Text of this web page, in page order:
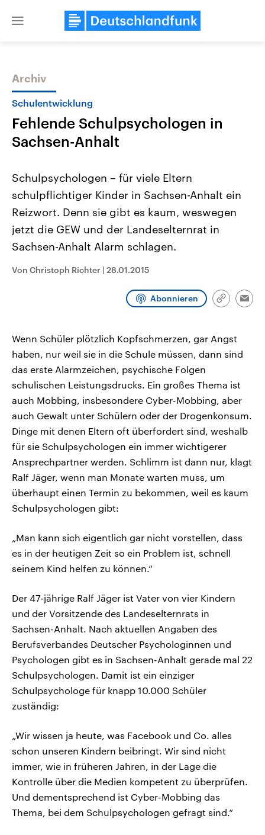
Close
Themen
Landtagswahl Sachsen-Anhalt
2026
Alle Informationen
Sachsen-Anhalt wählt am 6.
September 2026 einen neuen
Landtag. Seit 2021 wird das
CDU, SPD und FDP regiert.-
Wahlprogramme, aktuelle Berichte
und Hintergründe zu den Parteien
und Kandidaten der anstehenden
Aktuelle Beiträge,
Hintergründe
Wirtschaftlich und
gehören die Vereinigten
den mächtigsten Ländern
Programm Podcasts
Archiv
Schulentwicklung
Fehlende Schulpsychologen in
Sachsen-Anhalt
Schulpsychologen – für viele Eltern
schulpflichtiger Kinder in Sachsen-Anhalt ein
Reizwort. Denn sie gibt es kaum, weswegen
jetzt die GEW und der Landeselternrat in
Sachsen-Anhalt Alarm schlagen.
Von Christoph Richter | 28.01.2015
Abonnieren
Link
Wenn Schüler plötzlich Kopfschmerzen, gar Angst
haben, nur weil sie in die Schule müssen, dann sind
das erste Alarmzeichen, psychische Folgen
schulischen Leistungsdrucks. Ein großes Thema ist
auch Mobbing, insbesondere Cyber-Mobbing, aber
auch Gewalt unter Schülern oder der Drogenkonsum.
Dinge mit denen Eltern oft überfordert sind, weshalb
für sie Schulpsychologen ein immer wichtigerer
Ansprechpartner werden. Schlimm ist dann nur, klagt
Ralf Jäger, wenn man Monate warten muss, um
überhaupt einen Termin zu bekommen, weil es kaum
Schulpsychologen gibt:
„Man kann sich eigentlich gar nicht vorstellen, dass
es in der heutigen Zeit so ein Problem ist, schnell
seinem Kind helfen zu können.“
Der 47-jährige Ralf Jäger ist Vater von vier Kindern
und der Vorsitzende des Landeselternrats in
Sachsen-Anhalt. Nach aktuellen Angaben des
Berufsverbandes Deutscher Psychologinnen und
Psychologen gibt es in Sachsen-Anhalt gerade mal 22
Schulpsychologen. Damit ist ein einziger
Schulpsychologe für knapp 10.000 Schüler
zuständig:
„Wir wissen ja heute, was Facebook und Co. alles
schon unseren Kindern beibringt. Wir sind nicht
immer, wie in früheren Jahren, in der Lage die
Kontrolle über die Medien kompetent zu überprüfen.
Und dementsprechend ist Cyber-Mobbing das
Thema, bei dem Schulpsychologen gefragt sind.“